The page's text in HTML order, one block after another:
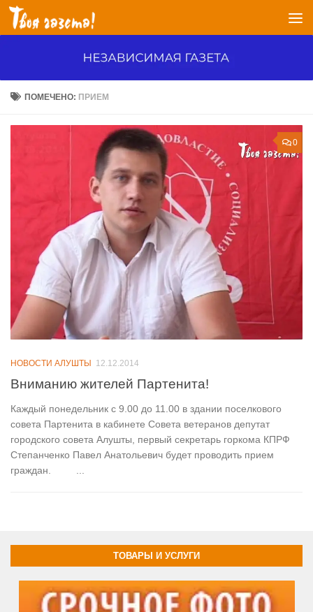
Перейти к содержимому
ПОМЕЧЕНО: ПРИЕМ
0
НОВОСТИ АЛУШТЫ 12.12.2014
Вниманию жителей Партенита!
Каждый понедельник с 9.00 до 11.00 в здании поселкового
совета Партенита в кабинете Совета ветеранов депутат
городского совета Алушты, первый секретарь горкома КПРФ
Степанченко Павел Анатольевич будет проводить прием
граждан. ...
ТОВАРЫ И УСЛУГИ